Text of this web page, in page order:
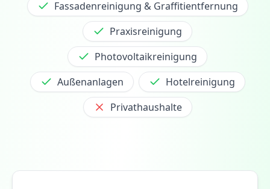
Fassadenreinigung & Graffitientfernung
Praxisreinigung
Photovoltaikreinigung
Außenanlagen
Hotelreinigung
Privathaushalte